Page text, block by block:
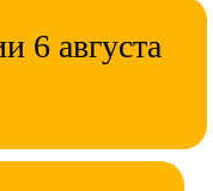
6 августа